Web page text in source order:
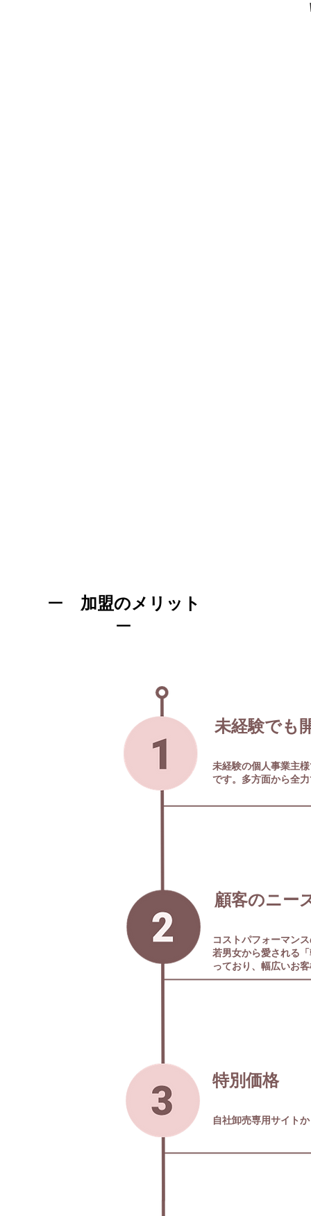
ー 加盟のメリット
ー
未経験でも
未経験の個人事業主
です。多方面から全
​特別価格
自社卸売専用サイト
顧客のニー
コストパフォーマン
若男女から愛される
っており、幅広いお